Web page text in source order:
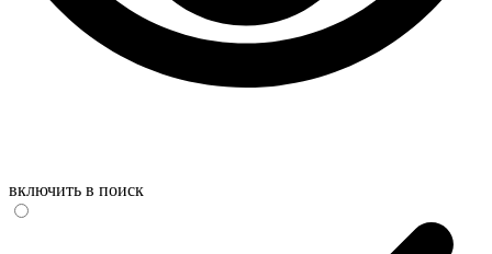
включить в поиск